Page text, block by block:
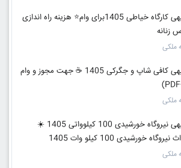
طرح توجیهی کارگاه خیاطی 1405برای وام⭐ هزینه راه اندازی
زنانه
ملکی
طرح توجیهی کافی شاپ و جگرکی 1405 ☕ جهت مجوز و وام
ملکی
طرح توجیهی نیروگاه خورشیدی 100 کیلوواتی 1405 ☀️
خورشیدی 100 کیلو وات 1405
ملکی